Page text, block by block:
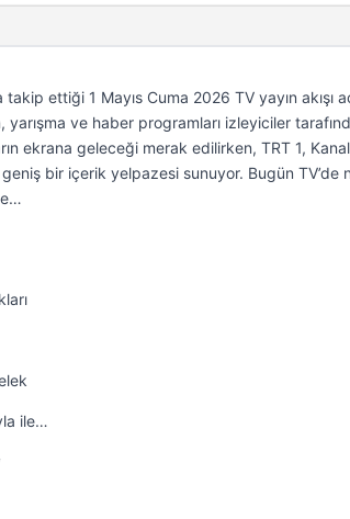
ettiği 1 Mayıs Cuma 2026 TV yayın akışı
ve haber programları izleyiciler
ekrana geleceği merak edilirken, TRT 1,
bir içerik yelpazesi sunuyor. Bugün TV’de
ile…